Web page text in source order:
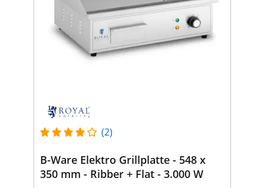
(2)
B-Ware Elektro Grillplatte - 548 x
350 mm - Ribber + Flat - 3.000 W